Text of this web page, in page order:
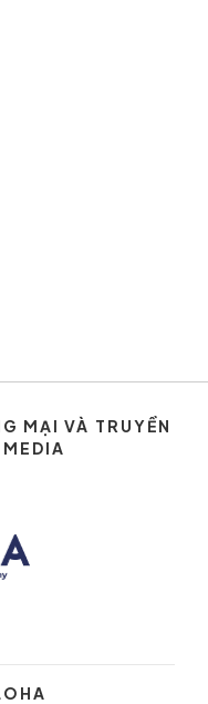
MẠI VÀ TRUYỀN